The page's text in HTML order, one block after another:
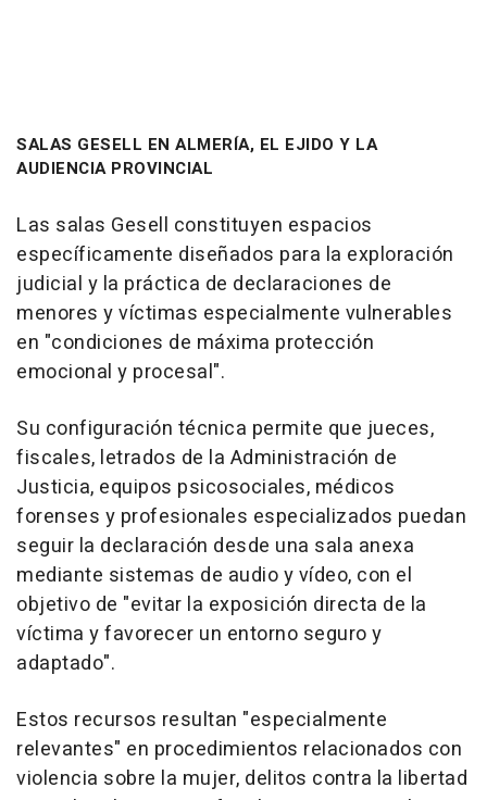
SALAS GESELL EN ALMERÍA, EL EJIDO Y LA
AUDIENCIA PROVINCIAL
Las salas Gesell constituyen espacios
específicamente diseñados para la exploración
judicial y la práctica de declaraciones de
menores y víctimas especialmente vulnerables
en "condiciones de máxima protección
emocional y procesal".
Su configuración técnica permite que jueces,
fiscales, letrados de la Administración de
Justicia, equipos psicosociales, médicos
forenses y profesionales especializados puedan
seguir la declaración desde una sala anexa
mediante sistemas de audio y vídeo, con el
objetivo de "evitar la exposición directa de la
víctima y favorecer un entorno seguro y
adaptado".
Estos recursos resultan "especialmente
relevantes" en procedimientos relacionados con
violencia sobre la mujer, delitos contra la libertad